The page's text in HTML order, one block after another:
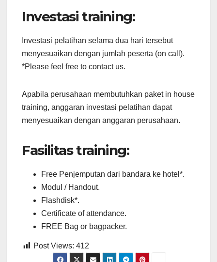
Investasi training:
Investasi pelatihan selama dua hari tersebut
menyesuaikan dengan jumlah peserta (on call).
*Please feel free to contact us.
Apabila perusahaan membutuhkan paket in house
training, anggaran investasi pelatihan dapat
menyesuaikan dengan anggaran perusahaan.
Fasilitas training:
Free Penjemputan dari bandara ke hotel*.
Modul / Handout.
Flashdisk*.
Certificate of attendance.
FREE Bag or bagpacker.
Post Views: 412